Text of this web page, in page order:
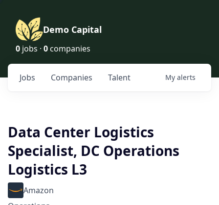
Demo Capital
0 jobs · 0 companies
Jobs Companies Talent My alerts
Data Center Logistics
Specialist, DC Operations
Logistics L3
Amazon